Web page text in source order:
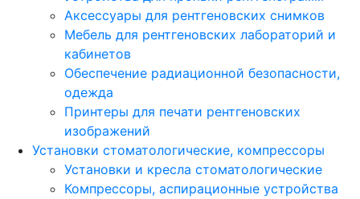
Аксессуары для рентгеновских снимков
Мебель для рентгеновских лабораторий и
кабинетов
Обеспечение радиационной безопасности,
одежда
Принтеры для печати рентгеновских
изображений
Установки стоматологические, компрессоры
Установки и кресла стоматологические
Компрессоры, аспирационные устройства